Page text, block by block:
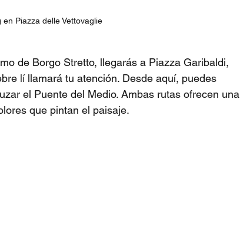
en Piazza delle Vettovaglie
de Borgo Stretto, llegarás a Piazza Garibaldi,
lí llamará tu atención. Desde aquí, puedes
el Puente del Medio. Ambas rutas ofrecen una
que pintan el paisaje.